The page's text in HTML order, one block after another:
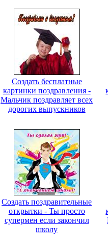
Создать бесплатные
картинки поздравления -
Мальчик поздравляет всех
дорогих выпускников
Создать поздравительные
открытки - Ты просто
супермен если закончил
школу